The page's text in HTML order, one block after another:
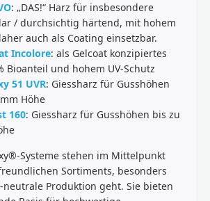
: „DAS!“ Harz für insbesondere
/ durchsichtig härtend, mit hohem
auch als Coating einsetzbar.
Incolore: als Gelcoat konzipiertes
Bioanteil und hohem UV-Schutz
51 UVR: Giessharz für Gusshöhen
Höhe
160: Giessharz für Gusshöhen bis zu
Systeme stehen im Mittelpunkt
Sortiments, besonders
neutrale Produktion geht. Sie bieten